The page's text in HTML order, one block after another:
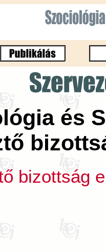
és
bizottság